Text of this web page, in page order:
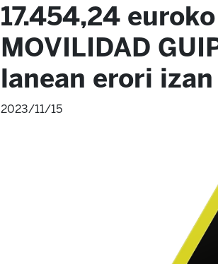
17.454,24
MOVILIDAD
lanean erori
2023/11/15